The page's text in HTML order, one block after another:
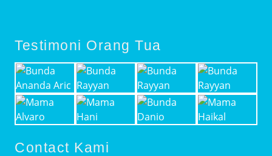
Testimoni Orang Tua
Contact Kami